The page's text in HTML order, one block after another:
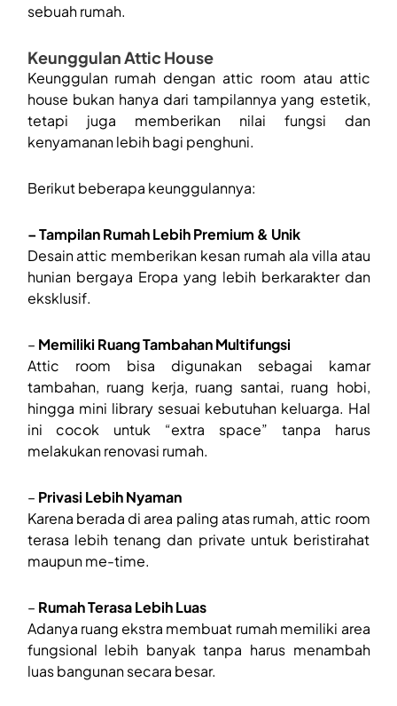
sebuah rumah.
Keunggulan Attic House
Keunggulan rumah dengan attic room atau attic
house bukan hanya dari tampilannya yang estetik,
tetapi juga memberikan nilai fungsi dan
kenyamanan lebih bagi penghuni.
Berikut beberapa keunggulannya:
– Tampilan Rumah Lebih Premium & Unik
Desain attic memberikan kesan rumah ala villa atau
hunian bergaya Eropa yang lebih berkarakter dan
eksklusif.
– Memiliki Ruang Tambahan Multifungsi
Attic room bisa digunakan sebagai kamar
tambahan, ruang kerja, ruang santai, ruang hobi,
hingga mini library sesuai kebutuhan keluarga. Hal
ini cocok untuk “extra space” tanpa harus
melakukan renovasi rumah.
– Privasi Lebih Nyaman
Karena berada di area paling atas rumah, attic room
terasa lebih tenang dan private untuk beristirahat
maupun me-time.
– Rumah Terasa Lebih Luas
Adanya ruang ekstra membuat rumah memiliki area
fungsional lebih banyak tanpa harus menambah
luas bangunan secara besar.